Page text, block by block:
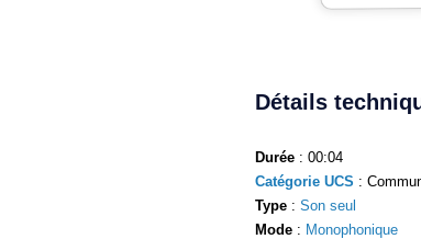
Détails
Durée : 00:04
Catégorie UCS :
Type : Son seul
Mode : Monophonique